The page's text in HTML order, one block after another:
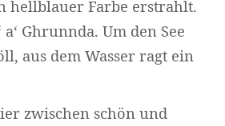
hellblauer Farbe erstrahlt.
a‘ Ghrunnda. Um den See
aus dem Wasser ragt ein
zwischen schön und